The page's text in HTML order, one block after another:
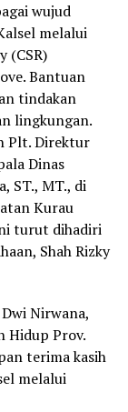
wujud
melalui
(CSR)
Bantuan
tindakan
lingkungan.
Plt. Direktur
Dinas
ST., MT., di
Kurau
turut dihadiri
Shah Rizky
Nirwana,
Hidup Prov.
terima kasih
melalui